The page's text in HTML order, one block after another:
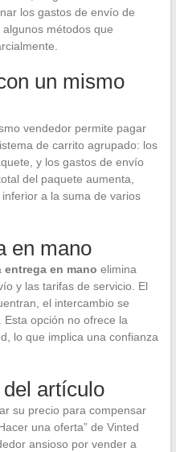
los gastos de envío de
métodos que
un mismo
vendedor permite pagar
de carrito agrupado: los
y los gastos de envío
del paquete aumenta,
a la suma de varios
en mano
entrega en mano elimina
y las tarifas de servicio. El
el intercambio se
opción no ofrece la
lo que implica una confianza
artículo
su precio para compensar
una oferta” de Vinted
ansioso por vender a